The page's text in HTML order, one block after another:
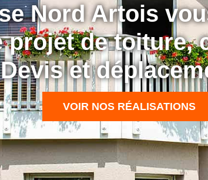
Nord Artois
projet de toiture,
et
VOIR NOS RÉALISATIONS